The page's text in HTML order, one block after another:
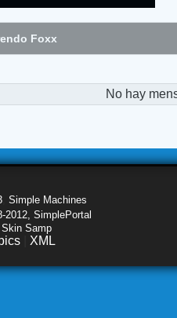
Foxx
No hay
Simple Machines
2012, SimplePortal
Samp
XML